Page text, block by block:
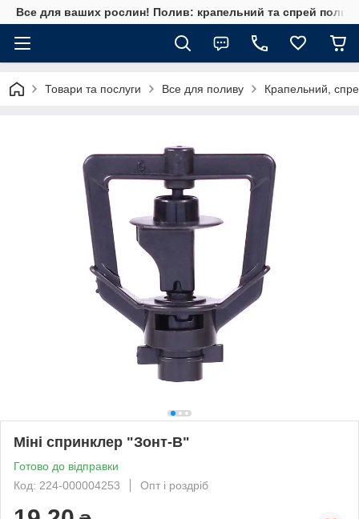
Все для ваших рослин! Полив: крапельний та спрей полив,
Товари та послуги Все для поливу Крапельний,
Міні спринклер "Зонт-B"
Готово до відправки
Код: 224-000004253
Опт і роздріб